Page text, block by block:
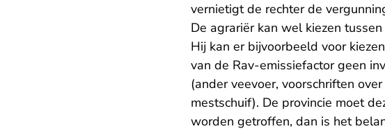
vernietigt de rechter de
De agrariër kan wel kiezen
Hij kan er bijvoorbeeld voor
van de Rav-emissiefactor geen
(ander veevoer, voorschriften
mestschuif). De provincie moet
worden getroffen, dan is het